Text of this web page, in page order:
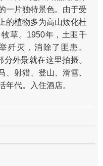
一片独特景色。由于受
的植物多为高山矮化杜
草。1950年，土匪千
歼灭，消除了匪患。
外景就在这里拍摄。
、射猎、登山、滑雪、
年代。入住酒店。